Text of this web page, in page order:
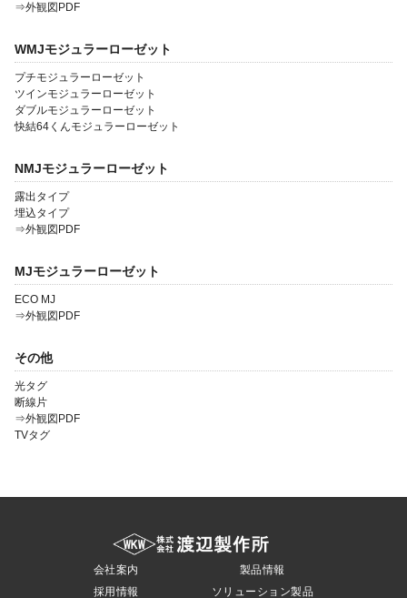
⇒外観図PDF
WMJモジュラーローゼット
プチモジュラーローゼット
ツインモジュラーローゼット
ダブルモジュラーローゼット
快結64くんモジュラーローゼット
NMJモジュラーローゼット
露出タイプ
埋込タイプ
⇒外観図PDF
MJモジュラーローゼット
ECO MJ
⇒外観図PDF
その他
光タグ
断線片
⇒外観図PDF
TVタグ
会社案内
採用情報
製品情報
ソリューション製品